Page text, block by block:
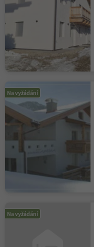
Na vyžádání
Na vyžádání